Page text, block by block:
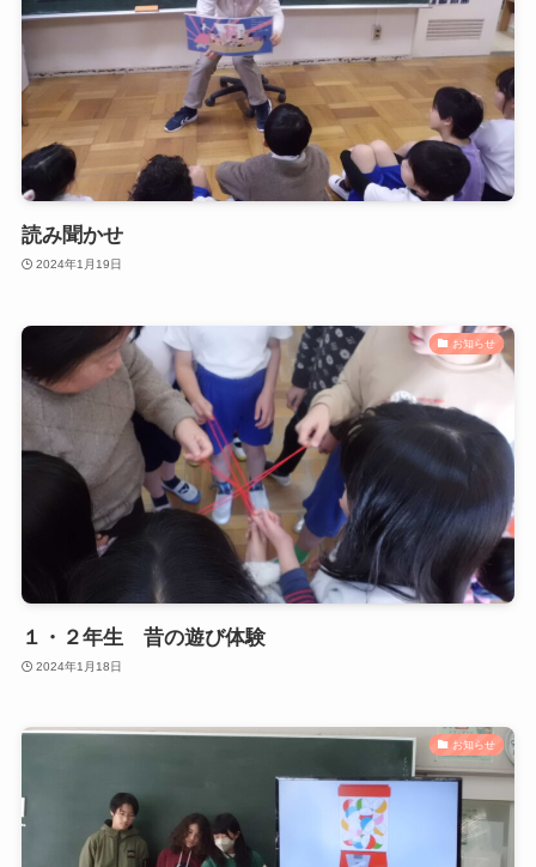
読み聞かせ
2024年1月19日
お知らせ
１・２年生 昔の遊び体験
2024年1月18日
お知らせ